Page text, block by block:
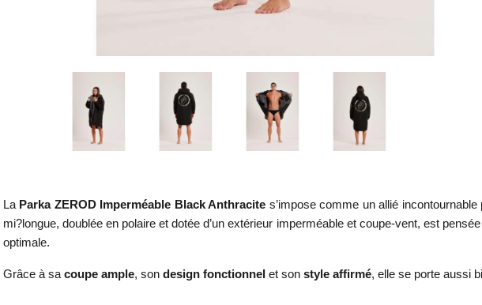
La Parka ZEROD Imperméable Black Anthracite s’impose comme un allié
mi?longue, doublée en polaire et dotée d’un extérieur imperméable et coupe-vent, est
optimale.
Grâce à sa coupe ample, son design fonctionnelet son style affirmé, elle se porte aussi